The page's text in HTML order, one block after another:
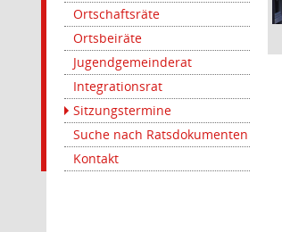
Ortschaftsräte
Ortsbeiräte
Jugendgemeinderat
Integrationsrat
Sitzungstermine
Suche nach Ratsdokumenten
Kontakt